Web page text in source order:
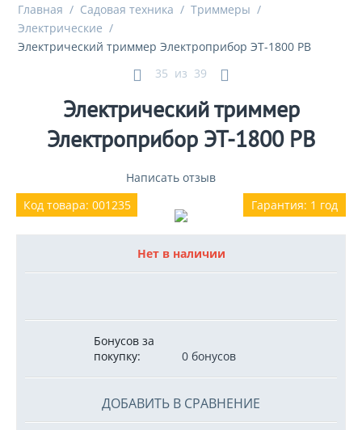
Главная / Садовая техника / Триммеры /
Электрические /
Электрический триммер Электроприбор ЭТ-1800 РВ
35 из 39
Электрический триммер
Электроприбор ЭТ-1800 РВ
Написать отзыв
Гарантия: 1 год
Код товара: 001235
Нет в наличии
Бонусов за
покупку:
0 бонусов
ДОБАВИТЬ В СРАВНЕНИЕ